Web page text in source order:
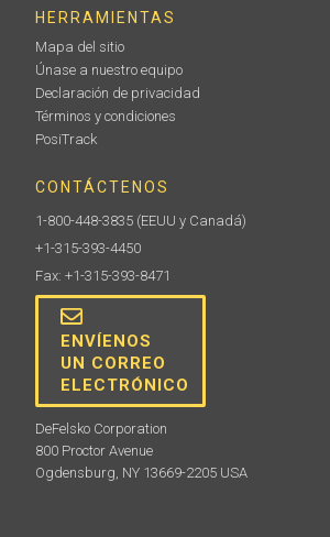
HERRAMIENTAS
Mapa del sitio
Únase a nuestro equipo
Declaración de privacidad
Términos y condiciones
PosiTrack
CONTÁCTENOS
1-800-448-3835 (EEUU y Canadá)
+1-315-393-4450
Fax: +1-315-393-8471
ENVÍENOS
UN CORREO
ELECTRÓNICO
DeFelsko Corporation
800 Proctor Avenue
Ogdensburg, NY 13669-2205 USA